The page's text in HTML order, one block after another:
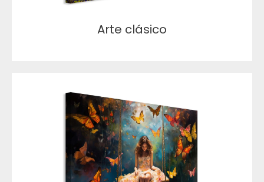
Arte clásico